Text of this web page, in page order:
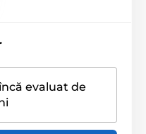
evaluat de